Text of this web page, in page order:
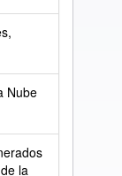
Nube
la